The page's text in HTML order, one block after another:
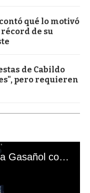
qué lo motivó
de su
de Cabildo
pero requieren
El mal momento de Yanina Gasañol con un hincha argentino en "Subrayado"